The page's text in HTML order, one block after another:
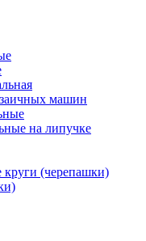
машин
на липучке
(черепашки)